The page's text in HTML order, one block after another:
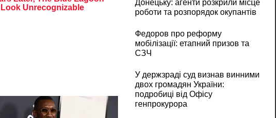
Донецьку: агенти розкрили місце
роботи та розпорядок окупантів
Федоров про реформу
мобілізації: етапний призов та
СЗЧ
У держзраді суд визнав винними
двох громадян України:
подробиці від Офісу
генпрокурора